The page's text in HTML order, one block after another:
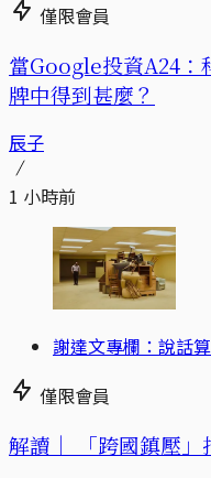
僅限會員
當Google投資A24：
牌中得到甚麼？
辰子
1 小時前
謝達文專欄：說話
僅限會員
解讀｜ 「跨國鎮壓